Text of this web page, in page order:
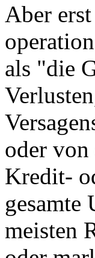
Aber
als "die
oder von
Kredit-
gesamte
meisten